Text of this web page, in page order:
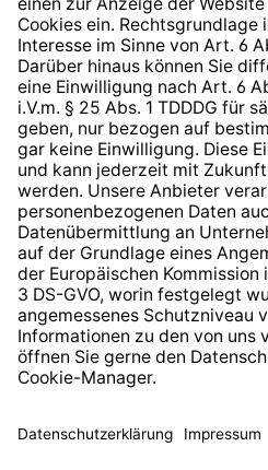
* Alle Preise inkl. gesetzl.
anders